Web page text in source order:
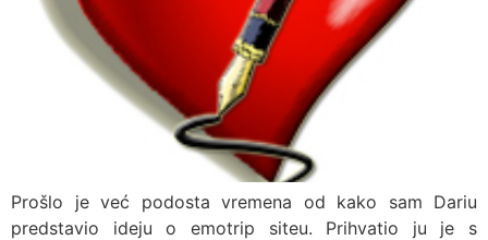
Prošlo je već podosta vremena od kako sam Dariu
predstavio ideju o emotrip siteu. Prihvatio ju je s